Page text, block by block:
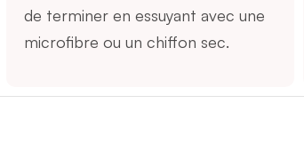
de terminer en essuyant avec une
microfibre ou un chiffon sec.